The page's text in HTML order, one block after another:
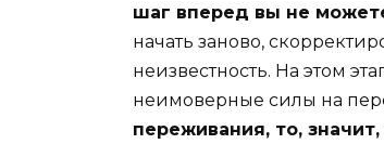
шаг вперед вы не
начать заново,
неизвестность. На этом
неимоверные силы на
переживания, то,